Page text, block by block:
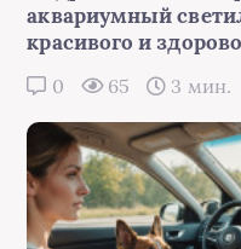
аквариумный
красивого и
0 65 3 мин.